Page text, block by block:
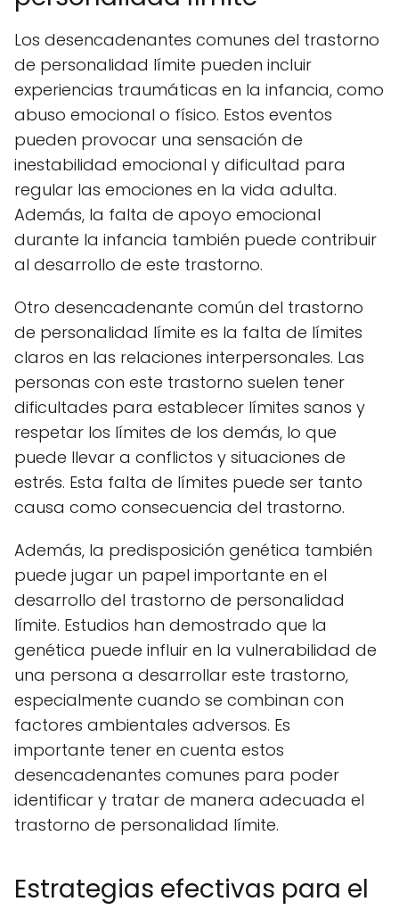
Los desencadenantes comunes del trastorno
de personalidad límite pueden incluir
experiencias traumáticas en la infancia, como
abuso emocional o físico. Estos eventos
pueden provocar una sensación de
inestabilidad emocional y dificultad para
regular las emociones en la vida adulta.
Además, la falta de apoyo emocional
durante la infancia también puede contribuir
al desarrollo de este trastorno.
Otro desencadenante común del trastorno
de personalidad límite es la falta de límites
claros en las relaciones interpersonales. Las
personas con este trastorno suelen tener
dificultades para establecer límites sanos y
respetar los límites de los demás, lo que
puede llevar a conflictos y situaciones de
estrés. Esta falta de límites puede ser tanto
causa como consecuencia del trastorno.
Además, la predisposición genética también
puede jugar un papel importante en el
desarrollo del trastorno de personalidad
límite. Estudios han demostrado que la
genética puede influir en la vulnerabilidad de
una persona a desarrollar este trastorno,
especialmente cuando se combinan con
factores ambientales adversos. Es
importante tener en cuenta estos
desencadenantes comunes para poder
identificar y tratar de manera adecuada el
trastorno de personalidad límite.
Estrategias efectivas para el